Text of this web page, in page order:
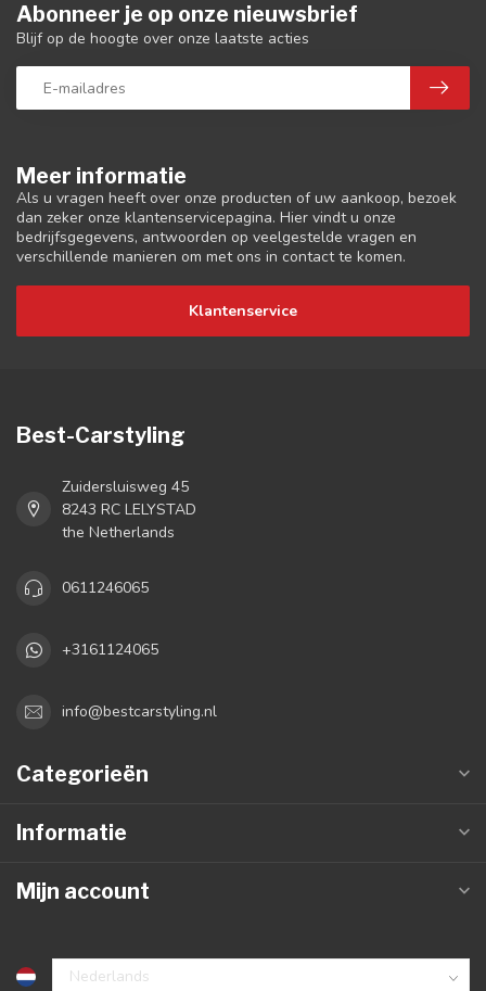
Meer informatie
Als u vragen heeft over onze producten of uw aankoop, bezoek
dan zeker onze klantenservicepagina. Hier vindt u onze
bedrijfsgegevens, antwoorden op veelgestelde vragen en
verschillende manieren om met ons in contact te komen.
Klantenservice
Abonneer je op onze nieuwsbrief
Blijf op de hoogte over onze laatste acties
Best-Carstyling
Zuidersluisweg 45
8243 RC LELYSTAD
the Netherlands
0611246065
+3161124065
info@bestcarstyling.nl
Categorieën
Informatie
Mijn account